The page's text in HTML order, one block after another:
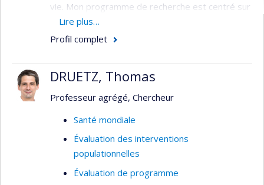
vie. Mon programme de recherche est centré sur
l’étude de la transmission intergénérationnelle
des facteurs de risque pour les problèmes de
préscolaires.
Mon programme comprend deux axes de
recherche et un axe de transfert de
connaissances :
l’axe étiologie ayant pour objectif l’étude
des mécanismes bio-psycho-sociaux de
Lire plus…
Profil complet
DRUETZ, Thomas
Professeur agrégé, Chercheur
Santé mondiale
Évaluation des interventions
populationnelles
Évaluation de programme